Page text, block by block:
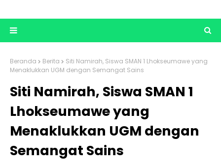
Beranda Berita
Siti Namirah, Siswa SMAN 1 Lhokseumawe yang
Menaklukkan UGM dengan Semangat Sains
Siti Namirah, Siswa SMAN 1
Lhokseumawe yang
Menaklukkan UGM dengan
Semangat Sains